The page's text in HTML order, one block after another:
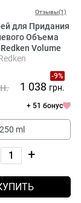
Отзывы(1)
для Придания
Объема
Volume
Boost
-9%
1 038 грн.
+ 51 бонус
250 ml
+